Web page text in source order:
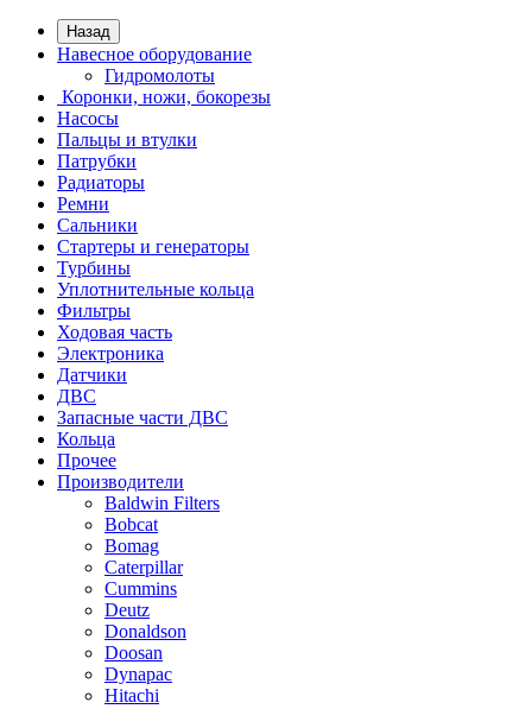
Назад
Навесное оборудование
Гидромолоты
Коронки, ножи, бокорезы
Насосы
Пальцы и втулки
Патрубки
Радиаторы
Ремни
Сальники
Стартеры и генераторы
Турбины
Уплотнительные кольца
Фильтры
Ходовая часть
Электроника
Датчики
ДВС
Запасные части ДВС
Кольца
Прочее
Производители
Baldwin Filters
Bobcat
Bomag
Caterpillar
Cummins
Deutz
Donaldson
Doosan
Dynapac
Hitachi